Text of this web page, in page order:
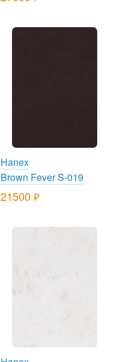
Hanex
Brown Fever S-019
21500 руб.